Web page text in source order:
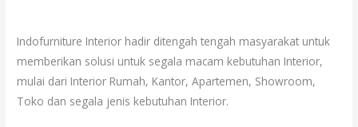
Indofurniture Interior hadir ditengah tengah masyarakat untuk
memberikan solusi untuk segala macam kebutuhan Interior,
mulai dari Interior Rumah, Kantor, Apartemen, Showroom,
Toko dan segala jenis kebutuhan Interior.